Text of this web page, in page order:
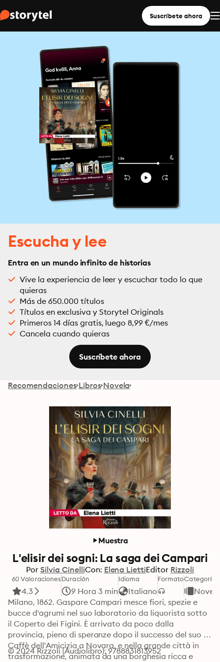
Suscríbete ahora
Escucha y lee
Entra en un mundo infinito de historias
Vive la experiencia de leer y escuchar todo lo que
quieras
Más de 650.000 títulos
Títulos en exclusiva y Storytel Originals
Primeros 14 días gratis, luego 8,99 €/mes
Cancela cuando quieras
Suscríbete ahora
Recomendaciones Libros Novela
Muestra
L'elisir dei sogni: La saga dei Campari
Por Silvia CinelliCon: Elena LiettiEditor Rizzoli
60 Valoraciones
4.3
Duración
9 Hora 3 min
Idioma
Italiano
FormatoCategoría
Milano, 1862. Gaspare Campari mesce fiori, spezie e
bucce d'agrumi nel suo laboratorio da liquorista sotto
il Coperto dei Figini. È arrivato da poco dalla
provincia, pieno di speranze dopo il successo del suo
Caffè dell'Amicizia a Novara, e nella grande città in
trasformazione, animata da una borghesia ricca e
© 2024 Rizzoli (Audiolibro): 9788831813952